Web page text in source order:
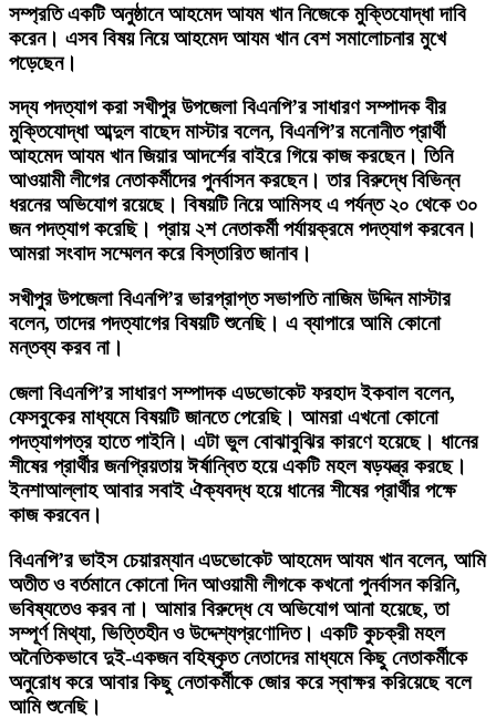
সম্প্রতি একটি অনুষ্ঠানে আহমেদ আযম খান নিজেকে মুক্তিযোদ্ধা দাবি
করেন। এসব বিষয় নিয়ে আহমেদ আযম খান বেশ সমালোচনার মুখে
পড়েছেন।
সদ্য পদত্যাগ করা সখীপুর উপজেলা বিএনপি’র সাধারণ সম্পাদক বীর
মুক্তিযোদ্ধা আব্দুল বাছেদ মাস্টার বলেন, বিএনপি’র মনোনীত প্রার্থী
আহমেদ আযম খান জিয়ার আদর্শের বাইরে গিয়ে কাজ করছেন। তিনি
আওয়ামী লীগের নেতাকর্মীদের পুনর্বাসন করছেন। তার বিরুদ্ধে বিভিন্ন
ধরনের অভিযোগ রয়েছে। বিষয়টি নিয়ে আমিসহ এ পর্যন্ত ২০ থেকে ৩০
জন পদত্যাগ করেছি। প্রায় ২শ নেতাকর্মী পর্যায়ক্রমে পদত্যাগ করবেন।
আমরা সংবাদ সম্মেলন করে বিস্তারিত জানাব।
সখীপুর উপজেলা বিএনপি’র ভারপ্রাপ্ত সভাপতি নাজিম উদ্দিন মাস্টার
বলেন, তাদের পদত্যাগের বিষয়টি শুনেছি। এ ব্যাপারে আমি কোনো
মন্তব্য করব না।
জেলা বিএনপি’র সাধারণ সম্পাদক এডভোকেট ফরহাদ ইকবাল বলেন,
ফেসবুকের মাধ্যমে বিষয়টি জানতে পেরেছি। আমরা এখনো কোনো
পদত্যাগপত্র হাতে পাইনি। এটা ভুল বোঝাবুঝির কারণে হয়েছে। ধানের
শীষের প্রার্থীর জনপ্রিয়তায় ঈর্ষান্বিত হয়ে একটি মহল ষড়যন্ত্র করছে।
ইনশাআল্লাহ আবার সবাই ঐক্যবদ্ধ হয়ে ধানের শীষের প্রার্থীর পক্ষে
কাজ করবেন।
বিএনপি’র ভাইস চেয়ারম্যান এডভোকেট আহমেদ আযম খান বলেন, আমি
অতীত ও বর্তমানে কোনো দিন আওয়ামী লীগকে কখনো পুনর্বাসন করিনি,
ভবিষ্যতেও করব না। আমার বিরুদ্ধে যে অভিযোগ আনা হয়েছে, তা
সম্পূর্ণ মিথ্যা, ভিত্তিহীন ও উদ্দেশ্যপ্রণোদিত। একটি কুচক্রী মহল
অনৈতিকভাবে দুই-একজন বহিষ্কৃত নেতাদের মাধ্যমে কিছু নেতাকর্মীকে
অনুরোধ করে আবার কিছু নেতাকর্মীকে জোর করে স্বাক্ষর করিয়েছে বলে
আমি শুনেছি।